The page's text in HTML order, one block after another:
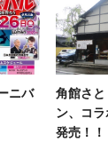
ニバ
角館さ
ン、コ
発売！！